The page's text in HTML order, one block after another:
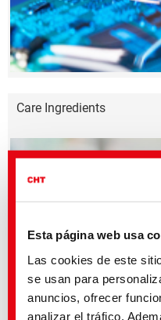
Esta página web usa
Las cookies de este
se usan para
anuncios, ofrecer
analizar el tráfico.
Care Ingredients